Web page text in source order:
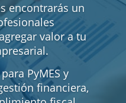
encontrarás un
valor a tu
PyMES y
financiera,